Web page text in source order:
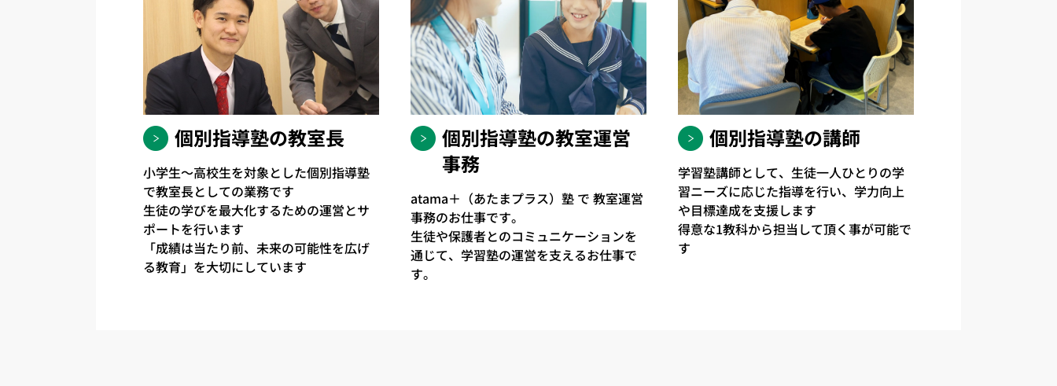
個別指導塾の教室長
小学生～高校生を対象とした個別指導塾
で教室長としての業務です
生徒の学びを最大化するための運営とサ
ポートを行います
「成績は当たり前、未来の可能性を広げ
る教育」を大切にしています
個別指導塾の教室運営
事務
atama＋（あたまプラス）塾 で 教室運営
事務のお仕事です。
生徒や保護者とのコミュニケーションを
通じて、学習塾の運営を支えるお仕事で
す。
個別指導塾の講師
学習塾講師として、生徒一人ひとりの学
習ニーズに応じた指導を行い、学力向上
や目標達成を支援します
得意な1教科から担当して頂く事が可能で
す